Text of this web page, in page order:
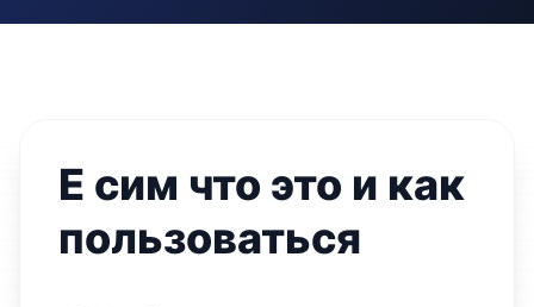
Е сим что это и как
пользоваться